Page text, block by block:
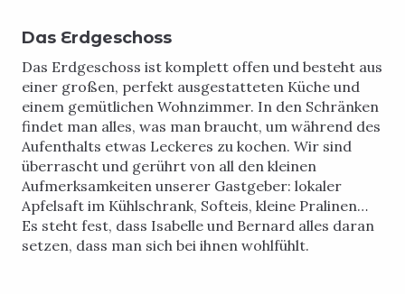
Das Erdgeschoss
Das Erdgeschoss ist komplett offen und besteht aus
einer großen, perfekt ausgestatteten Küche und
einem gemütlichen Wohnzimmer. In den Schränken
findet man alles, was man braucht, um während des
Aufenthalts etwas Leckeres zu kochen. Wir sind
überrascht und gerührt von all den kleinen
Aufmerksamkeiten unserer Gastgeber: lokaler
Apfelsaft im Kühlschrank, Softeis, kleine Pralinen…
Es steht fest, dass Isabelle und Bernard alles daran
setzen, dass man sich bei ihnen wohlfühlt.